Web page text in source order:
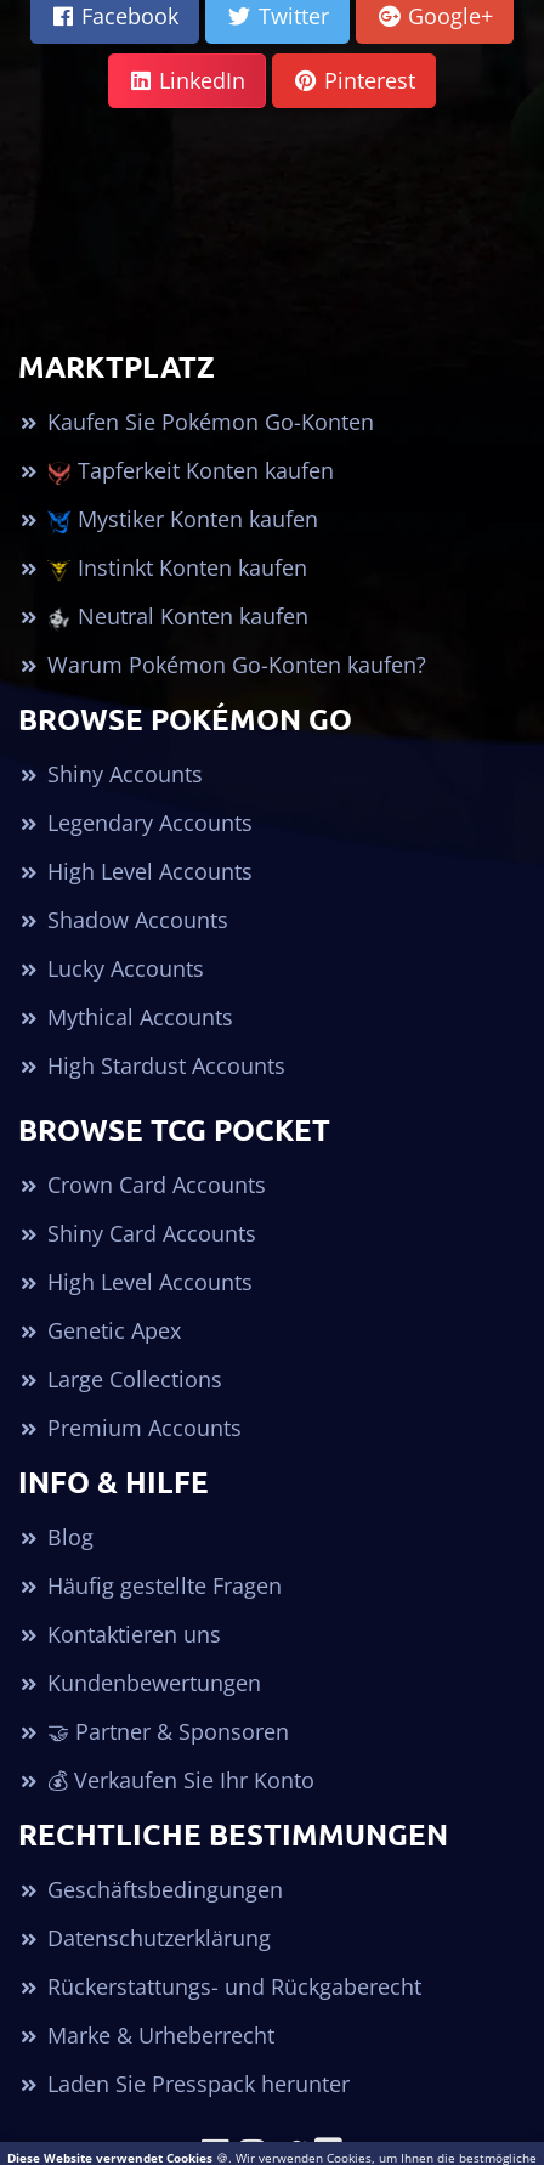
Facebook Twitter Google+
LinkedIn Pinterest
MARKTPLATZ
Kaufen Sie Pokémon Go-Konten
Tapferkeit Konten kaufen
Mystiker Konten kaufen
Instinkt Konten kaufen
Neutral Konten kaufen
Warum Pokémon Go-Konten kaufen?
BROWSE POKÉMON GO
Shiny Accounts
Legendary Accounts
High Level Accounts
Shadow Accounts
Lucky Accounts
Mythical Accounts
High Stardust Accounts
BROWSE TCG POCKET
Crown Card Accounts
Shiny Card Accounts
High Level Accounts
Genetic Apex
Large Collections
Premium Accounts
INFO & HILFE
Blog
Häufig gestellte Fragen
Kontaktieren uns
Kundenbewertungen
🤝 Partner & Sponsoren
💰 Verkaufen Sie Ihr Konto
RECHTLICHE BESTIMMUNGEN
Geschäftsbedingungen
Datenschutzerklärung
Rückerstattungs- und Rückgaberecht
Marke & Urheberrecht
Laden Sie Presspack herunter
Diese Website verwendet Cookies 🍪. Wir verwenden Cookies, um Ihnen die bestmögliche